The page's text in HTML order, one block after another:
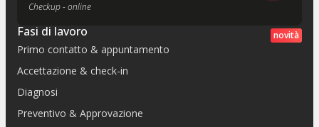
Checkup - online
novità
Fasi di lavoro
Primo contatto & appuntamento
Accettazione & check-in
Diagnosi
Preventivo & Approvazione